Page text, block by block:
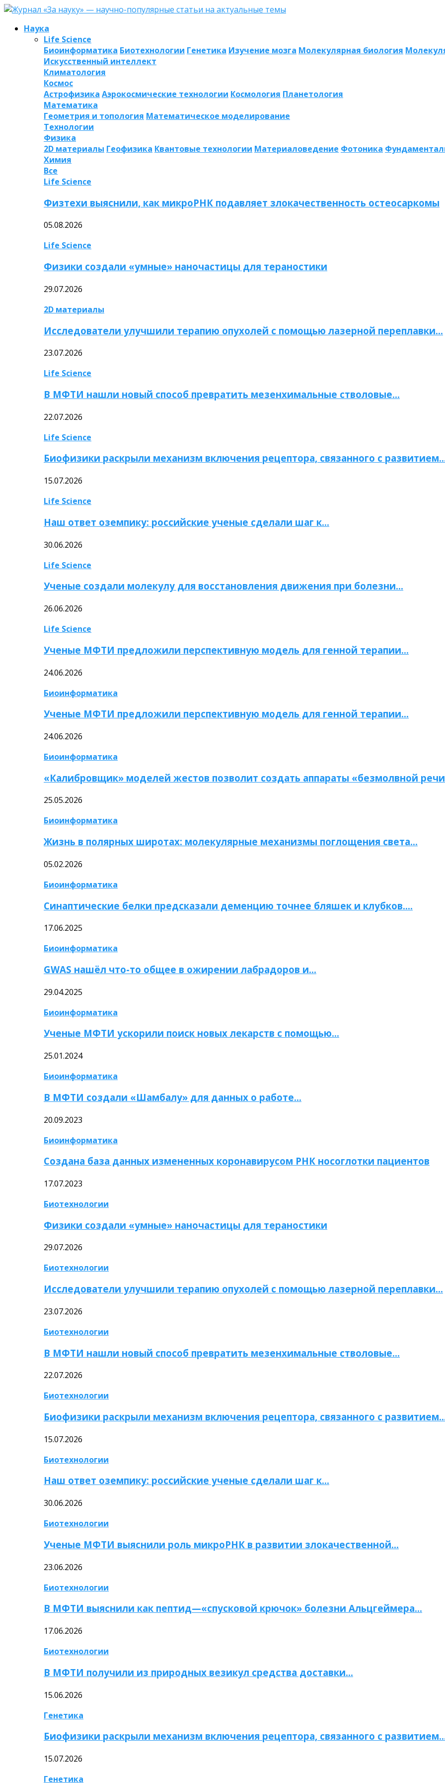
Наука
Life Science
Биоинформатика Биотехнологии Генетика Изучение мозга Молекулярная биология
Искусственный интеллект
Климатология
Космос
Астрофизика Аэрокосмические технологии Космология Планетология
Математика
Геометрия и топология Математическое моделирование
Технологии
Физика
2D материалы Геофизика Квантовые технологии Материаловедение Фотоника
Химия
Все
Life Science
Физтехи выяснили, как микроРНК подавляет злокачественность остеосаркомы
05.08.2026
Life Science
Физики создали «умные» наночастицы для тераностики
29.07.2026
2D материалы
Исследователи улучшили терапию опухолей с помощью лазерной переплавки…
23.07.2026
Life Science
В МФТИ нашли новый способ превратить мезенхимальные стволовые…
22.07.2026
Life Science
Биофизики раскрыли механизм включения рецептора, связанного с
15.07.2026
Life Science
Наш ответ оземпику: российские ученые сделали шаг к…
30.06.2026
Life Science
Ученые создали молекулу для восстановления движения при болезни…
26.06.2026
Life Science
Ученые МФТИ предложили перспективную модель для генной терапии…
24.06.2026
Биоинформатика
Ученые МФТИ предложили перспективную модель для генной терапии…
24.06.2026
Биоинформатика
«Калибровщик» моделей жестов позволит создать аппараты «безмолвной
25.05.2026
Биоинформатика
Жизнь в полярных широтах: молекулярные механизмы поглощения света…
05.02.2026
Биоинформатика
Синаптические белки предсказали деменцию точнее бляшек и клубков….
17.06.2025
Биоинформатика
GWAS нашёл что-то общее в ожирении лабрадоров и…
29.04.2025
Биоинформатика
Ученые МФТИ ускорили поиск новых лекарств с помощью…
25.01.2024
Биоинформатика
В МФТИ создали «Шамбалу» для данных о работе…
20.09.2023
Биоинформатика
Создана база данных измененных коронавирусом РНК носоглотки пациентов
17.07.2023
Биотехнологии
Физики создали «умные» наночастицы для тераностики
29.07.2026
Биотехнологии
Исследователи улучшили терапию опухолей с помощью лазерной переплавки…
23.07.2026
Биотехнологии
В МФТИ нашли новый способ превратить мезенхимальные стволовые…
22.07.2026
Биотехнологии
Биофизики раскрыли механизм включения рецептора, связанного с
15.07.2026
Биотехнологии
Наш ответ оземпику: российские ученые сделали шаг к…
30.06.2026
Биотехнологии
Ученые МФТИ выяснили роль микроРНК в развитии злокачественной…
23.06.2026
Биотехнологии
В МФТИ выяснили как пептид—«спусковой крючок» болезни Альцгеймера…
17.06.2026
Биотехнологии
В МФТИ получили из природных везикул средства доставки…
15.06.2026
Генетика
Биофизики раскрыли механизм включения рецептора, связанного с
15.07.2026
Генетика